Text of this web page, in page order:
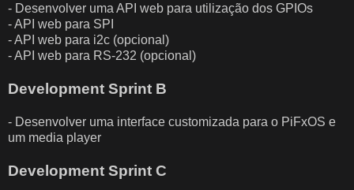
- Desenvolver uma API web para utilização dos GPIOs
- API web para SPI
- API web para i2c (opcional)
- API web para RS-232 (opcional)
Development Sprint B
- Desenvolver uma interface customizada para o PiFxOS e
um media player
Development Sprint C